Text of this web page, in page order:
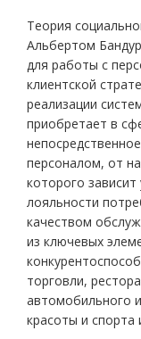
Теория
Альбертом
для работы с
клиентской
реализации
приобретает в
персоналом, от
которого
лояльности
качеством
из ключевых
торговли,
автомобильного
красоты и спорта